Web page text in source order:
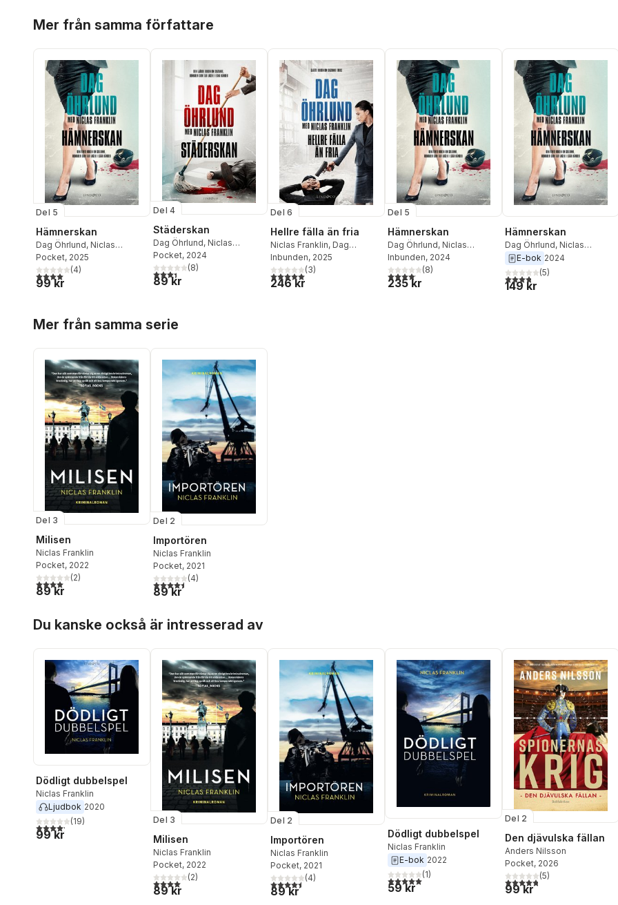
Mer från samma författare
Del 5
Hämnerskan
Dag Öhrlund, Niclas
Franklin
Pocket, 2025
4,0utav 5 stjärnor. Totalt antal röster:
(4)
99 kr
Del 4
Städerskan
Dag Öhrlund, Niclas
Franklin
Pocket, 2024
3,4utav 5 stjärnor. Totalt antal röster:
(8)
89 kr
Del 6
Hellre fälla än fria
Niclas Franklin, Dag
Öhrlund
Inbunden, 2025
5,0utav 5 stjärnor. Totalt antal röster:
(3)
246 kr
Del 5
Hämnerskan
Dag Öhrlund, Niclas
Franklin
Inbunden, 2024
4,1utav 5 stjärnor. Totalt antal röster:
(8)
235 kr
Hämnerskan
Dag Öhrlund, Niclas
Franklin
E-bok 2024
3,8utav 5 stjärnor. Totalt
(5)
149 kr
Mer från samma serie
Del 3
Milisen
Niclas Franklin
Pocket, 2022
4,0utav 5 stjärnor. Totalt antal röster:
(2)
89 kr
Del 2
Importören
Niclas Franklin
Pocket, 2021
4,5utav 5 stjärnor. Totalt antal röster:
(4)
89 kr
Du kanske också är intresserad av
Dödligt dubbelspel
Niclas Franklin
Ljudbok 2020
4,2utav 5 stjärnor. Totalt antal röster:
(19)
99 kr
Del 3
Milisen
Niclas Franklin
Pocket, 2022
4,0utav 5 stjärnor. Totalt antal röster:
(2)
89 kr
Del 2
Importören
Niclas Franklin
Pocket, 2021
4,5utav 5 stjärnor. Totalt antal röster:
(4)
89 kr
Dödligt dubbelspel
Niclas Franklin
E-bok 2022
5,0utav 5 stjärnor. Totalt antal röster:
(1)
59 kr
Del 2
Den djävulska fällan
Anders Nilsson
Pocket, 2026
4,8utav 5 stjärnor. Totalt
(5)
99 kr